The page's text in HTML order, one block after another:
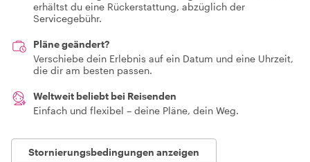
erhältst du eine Rückerstattung, abzüglich der
Servicegebühr.
Pläne geändert?
Verschiebe dein Erlebnis auf ein Datum und eine Uhrzeit,
die dir am besten passen.
Weltweit beliebt bei Reisenden
Einfach und flexibel – deine Pläne, dein Weg.
Stornierungsbedingungen anzeigen